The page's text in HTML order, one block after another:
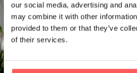
our social media, advertising and
may combine it with other
provided to them or that they’ve
of their services.
CONTACT
Worden wij jouw
aankoopmakelaar?
Heb je vragen? Wij zijn er voor je!